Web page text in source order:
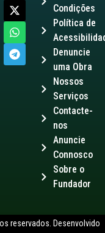
Condições
Política de
Denuncie
uma Obra
Nossos
Serviços
Contacte-
nos
Anuncie
Connosco
Sobre o
Fundador
reservados. Desenvolvido